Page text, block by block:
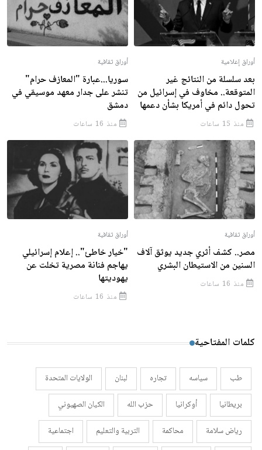
أوراق إعلامية
بعد سلسلة من النتائج غير
المتوقعة.. مخاوف في إسرائيل من
تحول دائم في أمريكا بشأن دعمها
منذ 15 ساعات
أوراق ثقافية
سوريا...عبارة "المعازف حرام"
تنشر على جدار معهد موسيقي في
دمشق
منذ 16 ساعات
أوراق ثقافية
مصر.. كشف أثري جديد يوثق آلاف
السنين من الاستيطان البشري
منذ 16 ساعات
أوراق ثقافية
"خيار خاطئ".. إعلام إسرائيلي
يهاجم فنانة مصرية تخلت عن
يهوديتها
منذ 16 ساعات
كلمات المفتاحية
طب سياسه تجاره لبنان
الولايات المتحدة
بريطانيا
أوكرانيا حزب الله
الكيان الصهيوني
رياض سلامة
محاكمة التربية والتعليم
اجتماعية